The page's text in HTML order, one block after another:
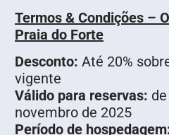
Termos & Condições –
Praia do Forte
Desconto: Até 20%
vigente
Válido para reservas:
novembro de 2025
Período de